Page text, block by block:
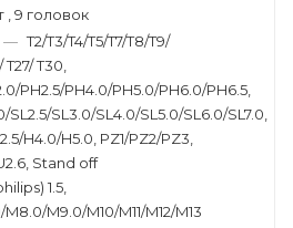
, 9 головок
— T2/T3/T4/T5/T7/T8/T9/
T27/ T30,
PH2.5/PH4.0/PH5.0/PH6.0/PH6.5,
SL2.5/SL3.0/SL4.0/SL5.0/SL6.0/SL7.0,
H4.0/H5.0, PZ1/PZ2/PZ3,
Stand off
1.5,
M9.0/M10/M11/M12/M13